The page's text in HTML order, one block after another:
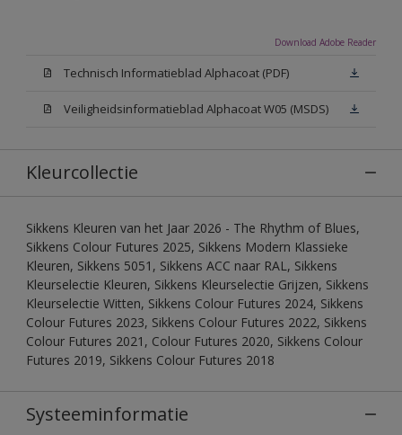
Download Adobe Reader
Technisch Informatieblad Alphacoat (PDF)
Veiligheidsinformatieblad Alphacoat W05 (MSDS)
Kleurcollectie
Sikkens Kleuren van het Jaar 2026 - The Rhythm of Blues,
Sikkens Colour Futures 2025, Sikkens Modern Klassieke
Kleuren, Sikkens 5051, Sikkens ACC naar RAL, Sikkens
Kleurselectie Kleuren, Sikkens Kleurselectie Grijzen, Sikkens
Kleurselectie Witten, Sikkens Colour Futures 2024, Sikkens
Colour Futures 2023, Sikkens Colour Futures 2022, Sikkens
Colour Futures 2021, Colour Futures 2020, Sikkens Colour
Futures 2019, Sikkens Colour Futures 2018
Systeeminformatie